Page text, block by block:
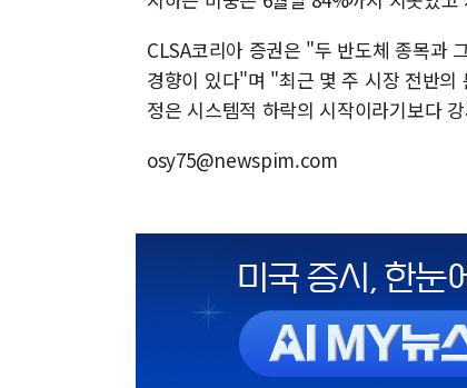
CLSA코리아 증권은 "두 반도체 종목과
경향이 있다"며 "최근 몇 주 시장 전반
정은 시스템적 하락의 시작이라기보다
osy75@newspim.com